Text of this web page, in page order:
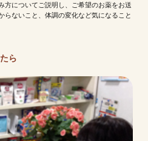
方についてご説明し、ご希望のお薬をお送
らないこと、体調の変化など気になること
ら